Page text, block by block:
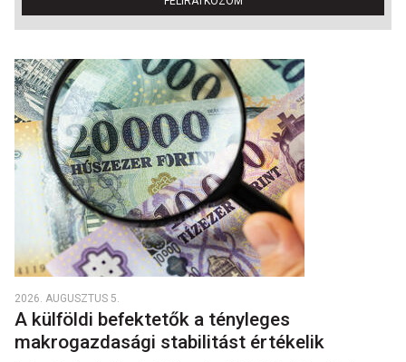
2026. AUGUSZTUS 5.
A külföldi befektetők a tényleges
makrogazdasági stabilitást értékelik